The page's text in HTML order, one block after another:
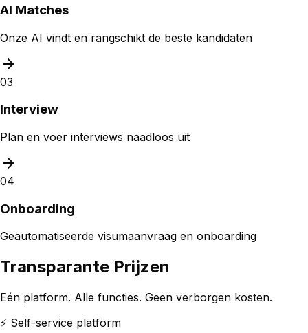
AI Matches
Onze AI vindt en rangschikt de beste kandidaten
03
Interview
Plan en voer interviews naadloos uit
04
Onboarding
Geautomatiseerde visumaanvraag en onboarding
Transparante Prijzen
Eén platform. Alle functies. Geen verborgen kosten.
⚡ Self-service platform